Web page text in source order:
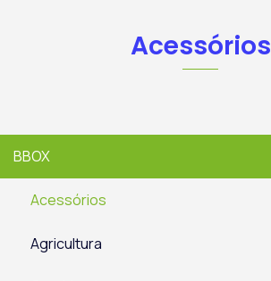
Acessórios
BBOX
Acessórios
Agricultura